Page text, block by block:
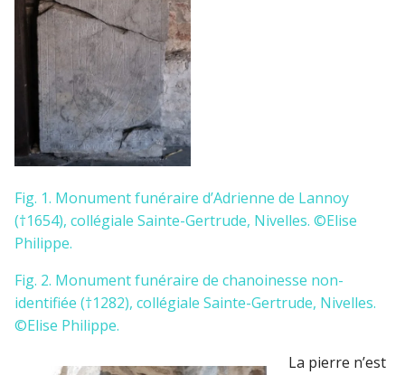
Fig. 1. Monument funéraire d’Adrienne de Lannoy
(†1654), collégiale Sainte-Gertrude, Nivelles. ©Elise
Philippe.
Fig. 2. Monument funéraire de chanoinesse non-
identifiée (†1282), collégiale Sainte-Gertrude, Nivelles.
©Elise Philippe.
La pierre n’est